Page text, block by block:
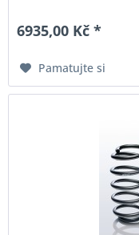
6935,00 Kč *
Pamatujte si